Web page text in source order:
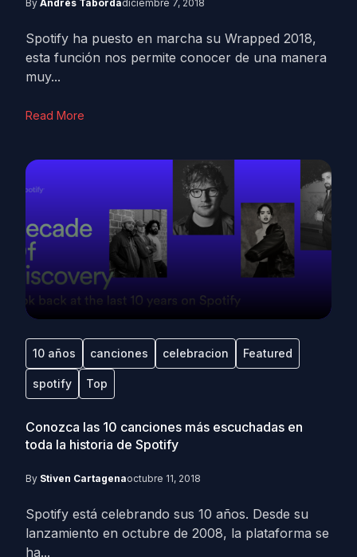
By Andrés Tabordadiciembre 7, 2018
Spotify ha puesto en marcha su Wrapped 2018,
esta función nos permite conocer de una manera
muy...
Read More
10 años canciones celebracion Featured
spotify Top
Conozca las 10 canciones más escuchadas en
toda la historia de Spotify
By Stiven Cartagenaoctubre 11, 2018
Spotify está celebrando sus 10 años. Desde su
lanzamiento en octubre de 2008, la plataforma se
ha...